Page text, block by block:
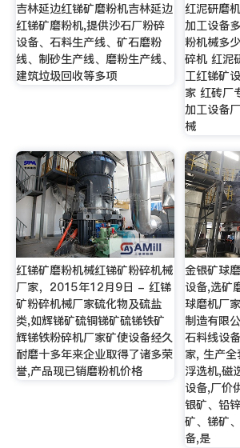
吉林延边红锑矿磨粉机吉林延边
红锑矿磨粉机,提供沙石厂粉碎
设备、石料生产线、矿石磨粉
线、制砂生产线、磨粉生产线、
建筑垃圾回收等多项
红泥研磨
加工设备
粉机械多
碎机 红泥
工红锑矿
家 红砖厂
加工设备
械
红锑矿磨粉机械红锑矿粉碎机械
厂家，2015年12月9日 - 红锑
矿粉碎机械厂家硫化物及硫盐
类,如辉锑矿硫铜锑矿硫锑铁矿
辉锑铁粉碎机厂家矿使设备经久
耐磨十多年来企业取得了诸多荣
誉,产品现已销磨粉机价格
金银矿球
设备,选矿
球磨机厂
制造有限
石料线设
家, 生产全
浮选机,磁
设备,厂价
银矿、铅
矿、锑矿
备,是